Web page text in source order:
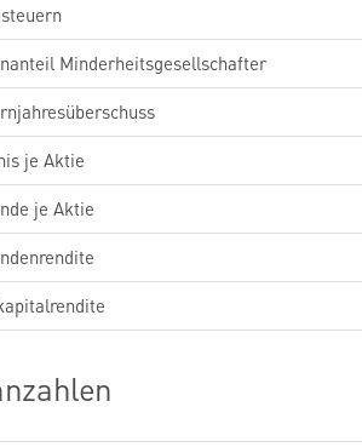
Minderheitsgesellschafter
je Aktie
je Aktie